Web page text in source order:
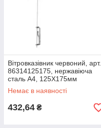
Вітровказівник червоний, арт.
86314125175, нержавіюча
сталь А4, 125X175мм
Немає в наявності
432,64 ₴